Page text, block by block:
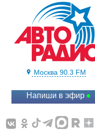
Москва 90.3 FM
Напиши в эфир